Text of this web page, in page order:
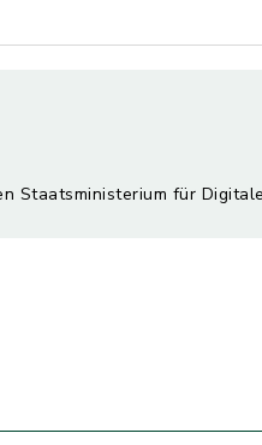
Staatsministerium für